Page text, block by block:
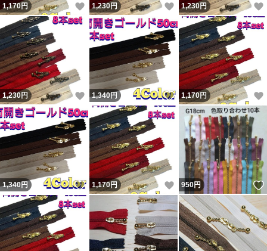
1,170円 いいね！
1,230円 いいね！
1,230円
1,230円 いいね！
1,340円 いいね！
1,170円
1,340円 いいね！
1,170円 いいね！
950円